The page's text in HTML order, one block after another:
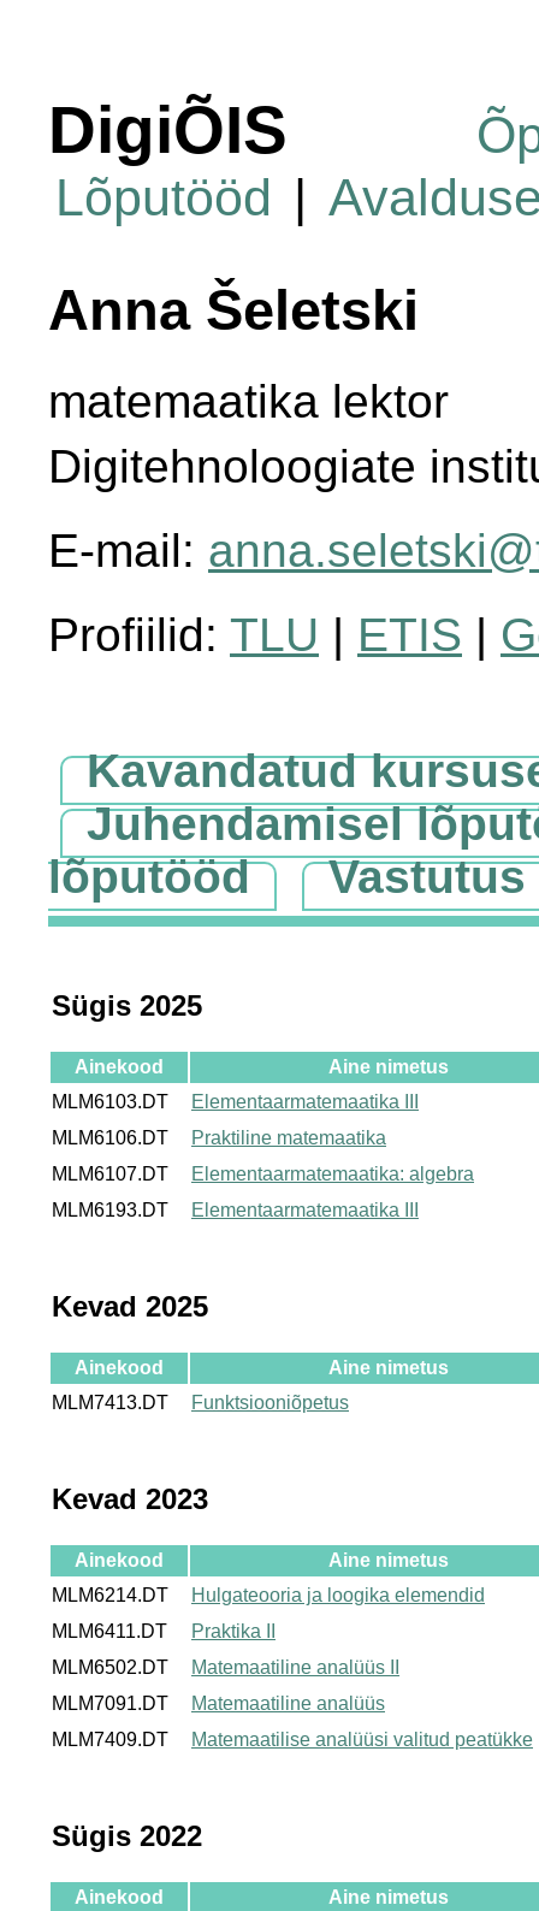
DigiÕIS
Lõputööd |
Anna Šeletski
matemaatika lektor
Digitehnoloogiate
E-mail:
Profiilid: TLU | ETIS |
Kavandatud
Juhendamisel
lõputööd
Vastutus
Sügis 2025
Ainekood
Aine nimetus
MLM6103.DT
Elementaarmatemaatika III
MLM6106.DT
Praktiline matemaatika
MLM6107.DT
Elementaarmatemaatika: algebra
MLM6193.DT
Elementaarmatemaatika III
Kevad 2025
Ainekood
Aine nimetus
MLM7413.DT
Funktsiooniõpetus
Kevad 2023
Ainekood
Aine nimetus
MLM6214.DT
Hulgateooria ja loogika elemendid
MLM6411.DT
Praktika II
MLM6502.DT
Matemaatiline analüüs II
MLM7091.DT
Matemaatiline analüüs
MLM7409.DT
Matemaatilise analüüsi valitud peatükke
Sügis 2022
Ainekood
Aine nimetus